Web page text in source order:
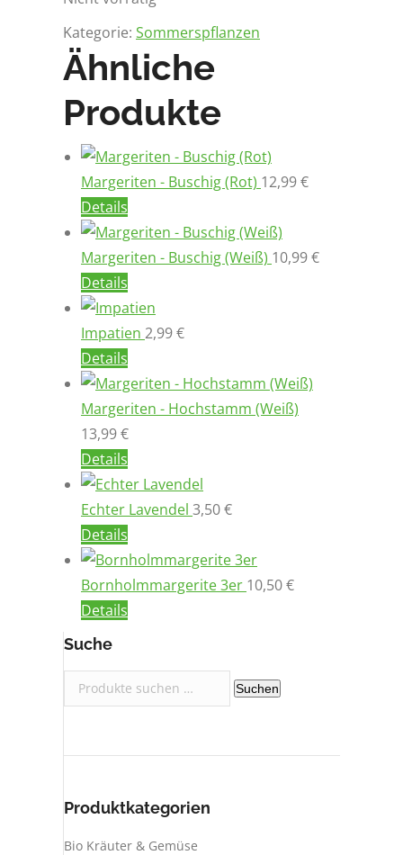
Kategorie: Sommerspflanzen
Ähnliche
Produkte
Margeriten - Buschig (Rot) 12,99€
Details
Margeriten - Buschig (Weiß) 10,99€
Details
Impatien 2,99€
Details
Margeriten - Hochstamm (Weiß)
13,99€
Details
Echter Lavendel 3,50€
Details
Bornholmmargerite 3er 10,50€
Details
Suche
Suchen
nach:
Suchen
Produktkategorien
Bio Kräuter & Gemüse